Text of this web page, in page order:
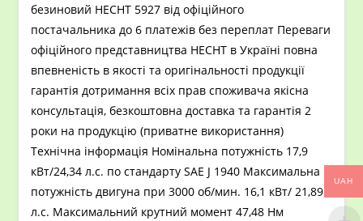
безиновий HECHT 5927 від офіційного
постачальника до 6 платежів без переплат Переваги
офіційного представництва HECHT в Україні повна
впевненість в якості та оригінальності продукції
гарантія дотримання всіх прав споживача якісна
консультація, безкоштовна доставка та гарантія 2
роки на продукцію (приватне використання)
Технічна інформація Номінальна потужність 17,9
кВт/24,34 л.с. по стандарту SAE J 1940 Максимальна
потужність двигуна при 3000 об/мин. 16,1 кВт/ 21,89
л.с. Максимальний крутний момент 47,48 Нм
UAH